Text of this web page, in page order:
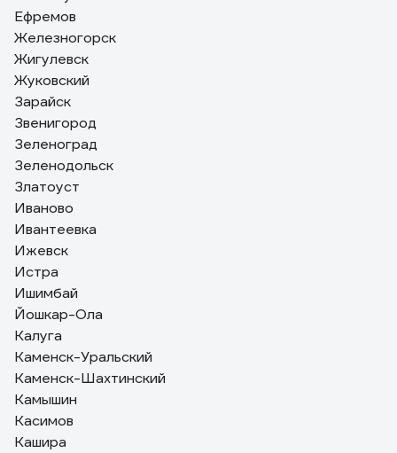
Ефремов
Железногорск
Жигулевск
Жуковский
Зарайск
Звенигород
Зеленоград
Зеленодольск
Златоуст
Иваново
Ивантеевка
Ижевск
Истра
Ишимбай
Йошкар-Ола
Калуга
Каменск-Уральский
Каменск-Шахтинский
Камышин
Касимов
Кашира